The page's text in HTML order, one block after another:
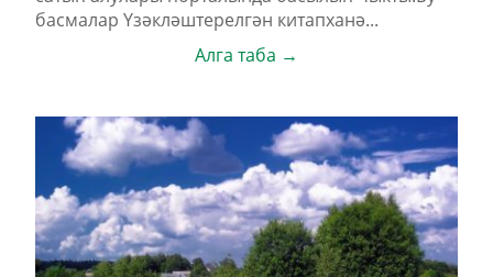
басмалар Үзәкләштерелгән китапханә...
Алга таба →